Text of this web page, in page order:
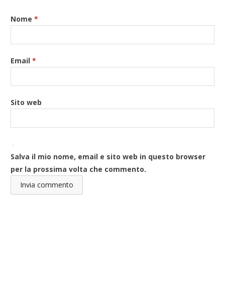
Nome*
Email*
Sito web
Salva il mio nome, email e sito web in questo browser
per la prossima volta che commento.